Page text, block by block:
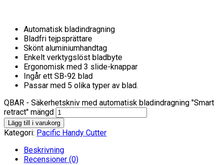
Automatisk bladindragning
Bladfri tejpsprättare
Skönt aluminiumhandtag
Enkelt verktygslöst bladbyte
Ergonomisk med 3 slide-knappar
Ingår ett SB-92 blad
Passar med 5 olika typer av blad.
QBAR - Säkerhetskniv med automatisk bladindragning "Smart
retract" mängd
Lägg till i varukorg
Kategori: Pacific Handy Cutter
Beskrivning
Recensioner (0)